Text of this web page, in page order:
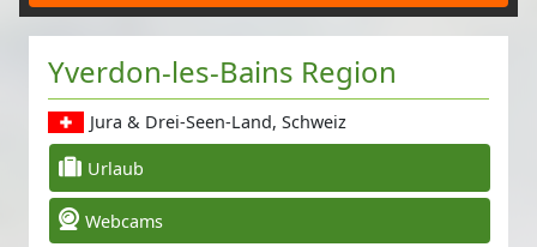
Yverdon-les-Bains Region
Jura & Drei-Seen-Land, Schweiz
Urlaub
Webcams